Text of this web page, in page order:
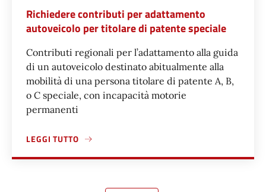
Richiedere contributi per adattamento
autoveicolo per titolare di patente speciale
Contributi regionali per l’adattamento alla guida
di un autoveicolo destinato abitualmente alla
mobilità di una persona titolare di patente A, B,
o C speciale, con incapacità motorie
permanenti
LEGGI TUTTO
A PROPOSITO DI RICHIEDERE CONTRIBUTI PER